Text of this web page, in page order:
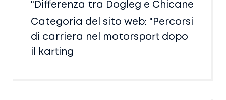
"Differenza tra Dogleg e Chicane
Categoria del sito web: "Percorsi
di carriera nel motorsport dopo
il karting